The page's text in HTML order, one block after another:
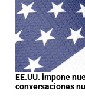
EE.UU. impone
conversaciones